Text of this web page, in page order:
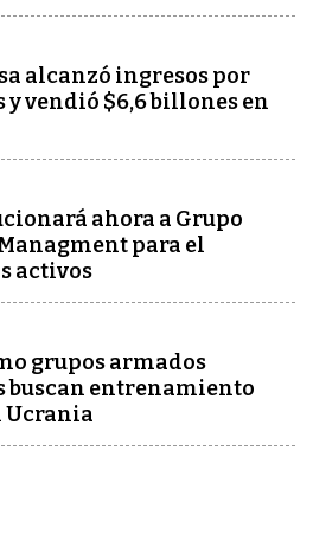
alcanzó ingresos por
y vendió $6,6 billones en
ahora a Grupo
para el
activos
grupos armados
buscan entrenamiento
Ucrania